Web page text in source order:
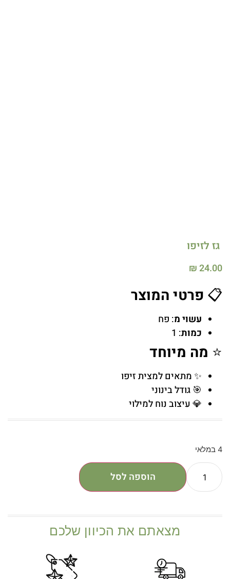
גז לזיפו
₪24.00
📋 פרטי המוצר
עשוי מ: פח
כמות: 1
⭐ מה מיוחד
✨ מתאים למצית זיפו
🎯 גודל בינוני
💎 עיצוב נוח למילוי
4 במלאי
הוספה לסל
מצאתם את הכיוון שלכם